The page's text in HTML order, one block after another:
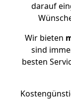
darauf
Wir bieten
sind
besten